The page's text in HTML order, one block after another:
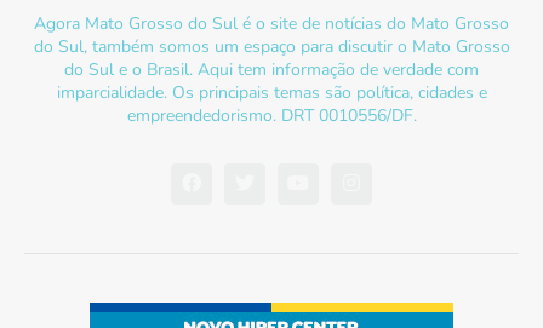
Agora Mato Grosso do Sul é o site de notícias do Mato Grosso
do Sul, também somos um espaço para discutir o Mato Grosso
do Sul e o Brasil. Aqui tem informação de verdade com
imparcialidade. Os principais temas são política, cidades e
empreendedorismo. DRT 0010556/DF.